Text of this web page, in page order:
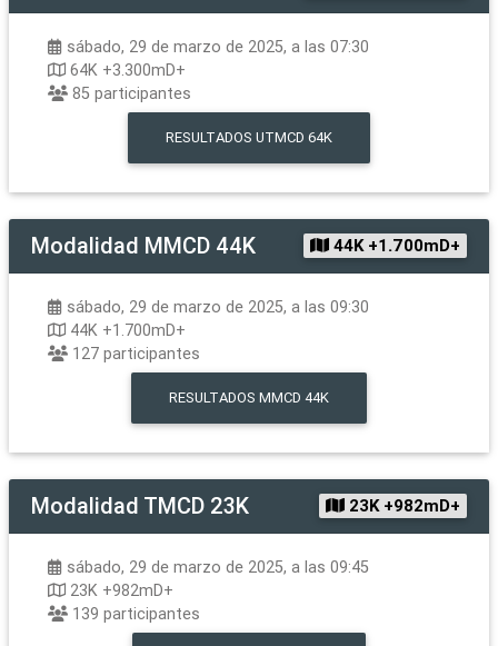
sábado, 29 de marzo de 2025, a las 07:30
64K +3.300mD+
85 participantes
RESULTADOS UTMCD 64K
Modalidad MMCD 44K 44K +1.700mD+
sábado, 29 de marzo de 2025, a las 09:30
44K +1.700mD+
127 participantes
RESULTADOS MMCD 44K
Modalidad TMCD 23K 23K +982mD+
sábado, 29 de marzo de 2025, a las 09:45
23K +982mD+
139 participantes